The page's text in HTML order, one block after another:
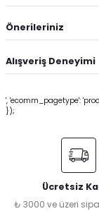
Önerileriniz
Alışveriş Deneyimi
', 'ecomm_pagetype':
});
Ücretsiz
₺ 3000 ve üzeri